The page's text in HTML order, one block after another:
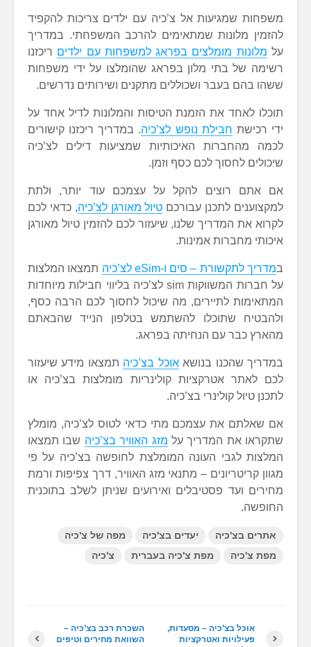
משפחות שמגיעות אל צ’כיה עם ילדים צריכות להקפיד
להזמין מלונות שמתאימים להרכב המשפחתי. במדריך
על מלונות מומלצים בפראג למשפחות עם ילדים ריכזנו
רשימה של בתי מלון בפראג שהומלצו על ידי משפחות
ששהו בהם בעבר ושכוללים מתקנים ושירותים נדרשים.
תוכלו לאחד את הזמנת הטיסות והמלונות לדיל אחד על
ידי רכישת חבילת נופש לצ’כיה. במדריך ריכזנו קישורים
לכמה מהחברות האיכותיות שמציעות דילים לצ’כיה
שיכולים לחסוך לכם כסף וזמן.
אם אתם רוצים להקל על עצמכם עוד יותר, ולתת
למקצוענים לתכנן עבורכם טיול מאורגן לצ’כיה, כדאי לכם
לקרוא את המדריך שלנו, שיעזור לכם להזמין טיול מאורגן
איכותי מחברות אמינות.
במדריך לתקשורת – סים ו-eSim לצ’כיה
תמצאו המלצות
על חברות המשווקות sim לצ’כיה בליווי חבילות מיוחדות
המתאימות לתיירים, מה שיכול לחסוך לכם הרבה כסף,
ולהבטיח שתוכלו להשתמש בטלפון הנייד שהבאתם
מהארץ כבר עם הנחיתה בפראג.
במדריך שהכנו בנושאאוכל בצ’כיה תמצאו מידע שיעזור
לכם לאתר אטרקציות קולינריות מומלצות בצ’כיה או
לתכנן טיול קולינרי בצ’כיה.
אם שאלתם את עצמכם מתי כדאי לטוס לצ’כיה, מומלץ
שתקראו את המדריך על מזג האוויר בצ’כיה שבו תמצאו
המלצות לגבי העונה המומלצת לחופשה בצ’כיה על פי
מגוון קריטריונים – מתנאי מזג האוויר, דרך צפיפות ורמת
מחירים ועד פסטיבלים ואירועים שניתן לשלב בתוכנית
החופשה.
אתרים בצ'כיה יעדים בצ'כיה
מפה של צ'כיה
מפת צ'כיה
מפת צ'כיה בעברית צ'כיה
השכרת רכב בצ’כיה –
השוואת מחירים וטיפים
אוכל בצ’כיה – מסעדות,
פעילויות ואטרקציות